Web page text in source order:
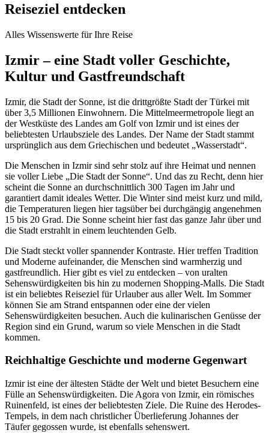
Reiseziel entdecken
Alles Wissenswerte für Ihre Reise
Izmir – eine Stadt voller Geschichte,
Kultur und Gastfreundschaft
Izmir, die Stadt der Sonne, ist die drittgrößte Stadt der Türkei mit
über 3,5 Millionen Einwohnern. Die Mittelmeermetropole liegt an
der Westküste des Landes am Golf von Izmir und ist eines der
beliebtesten Urlaubsziele des Landes. Der Name der Stadt stammt
ursprünglich aus dem Griechischen und bedeutet „Wasserstadt“.
Die Menschen in Izmir sind sehr stolz auf ihre Heimat und nennen
sie voller Liebe „Die Stadt der Sonne“. Und das zu Recht, denn hier
scheint die Sonne an durchschnittlich 300 Tagen im Jahr und
garantiert damit ideales Wetter. Die Winter sind meist kurz und mild,
die Temperaturen liegen hier tagsüber bei durchgängig angenehmen
15 bis 20 Grad. Die Sonne scheint hier fast das ganze Jahr über und
die Stadt erstrahlt in einem leuchtenden Gelb.
Die Stadt steckt voller spannender Kontraste. Hier treffen Tradition
und Moderne aufeinander, die Menschen sind warmherzig und
gastfreundlich. Hier gibt es viel zu entdecken – von uralten
Sehenswürdigkeiten bis hin zu modernen Shopping-Malls. Die Stadt
ist ein beliebtes Reiseziel für Urlauber aus aller Welt. Im Sommer
können Sie am Strand entspannen oder eine der vielen
Sehenswürdigkeiten besuchen. Auch die kulinarischen Genüsse der
Region sind ein Grund, warum so viele Menschen in die Stadt
kommen.
Reichhaltige Geschichte und moderne Gegenwart
Izmir ist eine der ältesten Städte der Welt und bietet Besuchern eine
Fülle an Sehenswürdigkeiten. Die Agora von Izmir, ein römisches
Ruinenfeld, ist eines der beliebtesten Ziele. Die Ruine des Herodes-
Tempels, in dem nach christlicher Überlieferung Johannes der
Täufer gegossen wurde, ist ebenfalls sehenswert.